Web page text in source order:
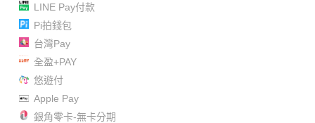
LINE Pay付款
Pi拍錢包
台灣Pay
全盈+PAY
悠遊付
Apple Pay
銀角零卡-無卡分期